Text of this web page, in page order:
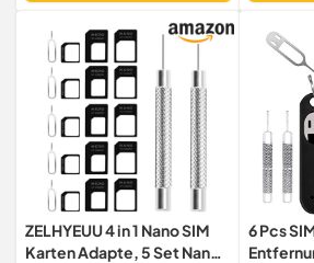
J-
ZELHYEUU 4 in 1 Nano SIM
Karten Adapte, 5 Set Nano
6 Pcs